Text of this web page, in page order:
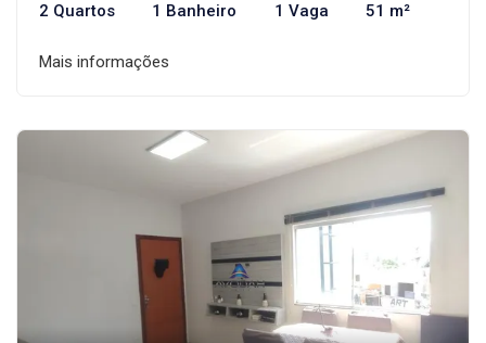
2 Quartos 1 Banheiro 1 Vaga 51 m²
Mais informações